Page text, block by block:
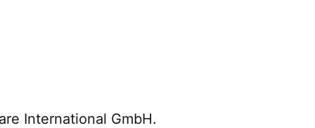
International GmbH.